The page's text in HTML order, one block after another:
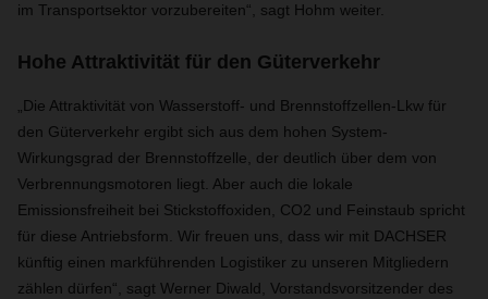
im Transportsektor vorzubereiten“, sagt Hohm weiter.
Hohe Attraktivität für den Güterverkehr
„Die Attraktivität von Wasserstoff- und Brennstoffzellen-Lkw für
den Güterverkehr ergibt sich aus dem hohen System-
Wirkungsgrad der Brennstoffzelle, der deutlich über dem von
Verbrennungsmotoren liegt. Aber auch die lokale
Emissionsfreiheit bei Stickstoffoxiden, CO2 und Feinstaub spricht
für diese Antriebsform. Wir freuen uns, dass wir mit DACHSER
künftig einen markführenden Logistiker zu unseren Mitgliedern
zählen dürfen“, sagt Werner Diwald, Vorstandsvorsitzender des